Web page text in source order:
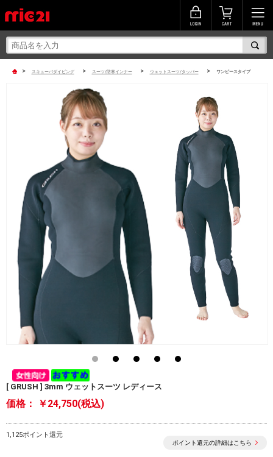
> スキューバダイビング > スーツ/防寒インナー > ウェットスーツ/タッパー > ワンピースタイプ
[ GRUSH ] 3mm ウェットスーツ レディース
価格： ￥24,750(税込)
1,125ポイント還元
ポイント還元の詳細はこちら